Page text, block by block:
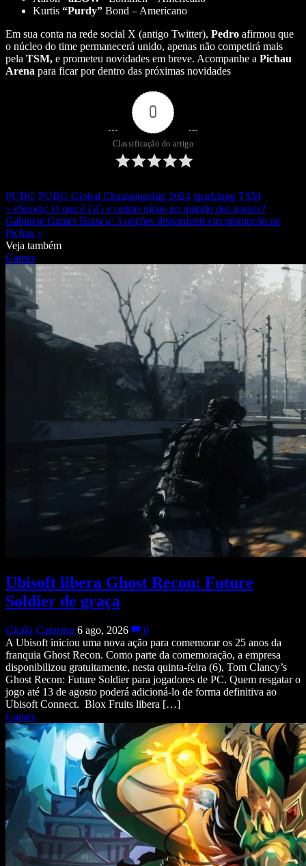
Kurtis “Purdy” Bond – Americano
Em sua conta na rede social X (antigo Twitter), Pedro afirmou que
o núcleo do time permanecerá unido, apenas não competirá mais
pela TSM, e prometeu novidades em breve. Acompanhe a Pichau
Arena para ficar por dentro das próximas novidades
0
Classificação do artigo
PUBG PUBG Global Championship 2024 sparkingg TSM
« eSports: O que é GG e outras gírias no mundo dos games?
Gabinete Gamer Branco: 3 opções disponíveis em promoção na
Pichau »
Veja também
Games
Ubisoft libera Ghost Recon: Future
Soldier de graça
Giulia Catarina 6 ago, 2026
0
A Ubisoft iniciou uma nova ação para comemorar os 25 anos da
franquia Ghost Recon. Como parte da comemoração, a empresa
disponibilizou gratuitamente, nesta quinta-feira (6), Tom Clancy’s
Ghost Recon: Future Soldier para jogadores de PC. Quem resgatar o
jogo até 13 de agosto poderá adicioná-lo de forma definitiva ao
Ubisoft Connect. Blox Fruits libera […]
Games